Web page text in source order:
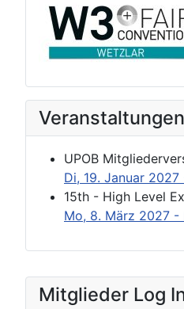
Mitglieder Log
Veranstaltungen
UPOB
Di, 19. Januar 2027
15th - High Level
Mo, 8. März 2027 -